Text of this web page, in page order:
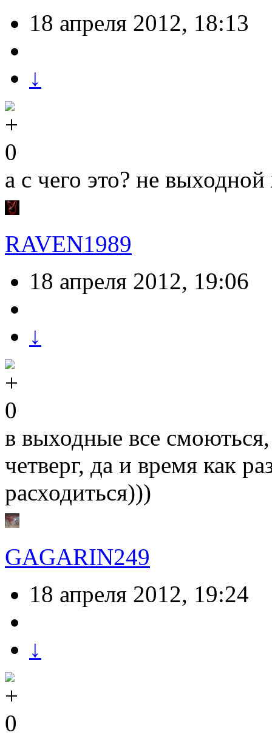
18 апреля 2012, 18:13
↓
0
а с чего это? не
RAVEN1989
18 апреля 2012, 19:06
↓
0
в выходные все
четверг, да и время как
расходиться)))
GAGARIN249
18 апреля 2012, 19:24
↓
0